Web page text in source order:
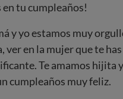
en tu cumpleaños!
y yo estamos muy
ver en la mujer que te
Te amamos hijita
cumpleaños muy feliz.